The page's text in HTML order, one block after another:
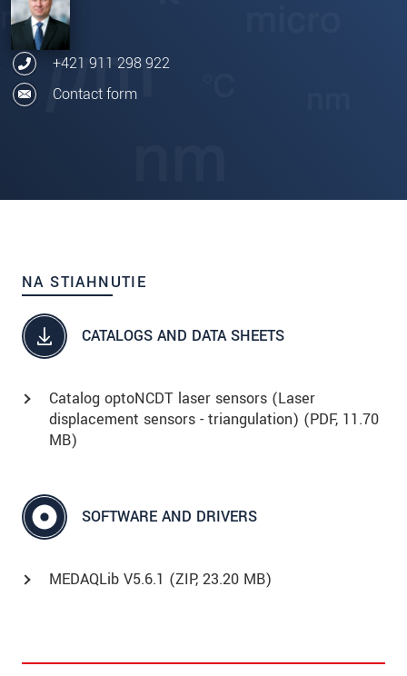
+421 911 298 922
Contact form
NA STIAHNUTIE
CATALOGS AND DATA SHEETS
Catalog optoNCDT laser sensors (Laser
displacement sensors - triangulation) (PDF, 11.70
MB)
SOFTWARE AND DRIVERS
MEDAQLib V5.6.1 (ZIP, 23.20 MB)